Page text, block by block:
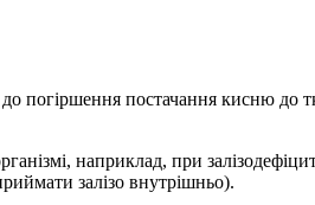
постачання кисню до
наприклад, при
залізо внутрішньо).